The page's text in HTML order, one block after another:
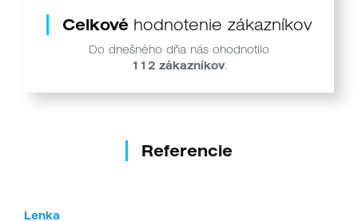
Celkové hodnotenie zákazníkov
Do dnešného dňa nás ohodnotilo
112 zákazníkov.
Referencie
Lenka